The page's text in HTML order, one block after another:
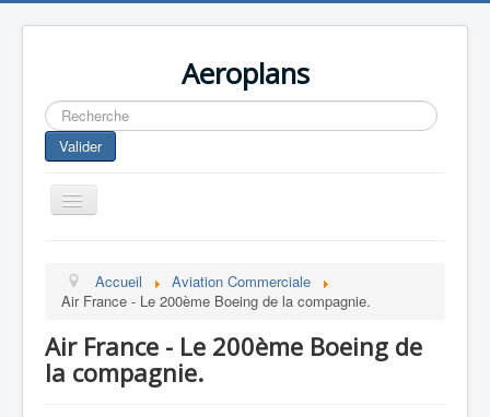
Aeroplans
Rechercher
Valider
Toggle
Navigation
Aviation Commerciale
Aviation Militaire
Accueil
Aviation Commerciale
Air France - Le 200ème Boeing de la compagnie.
Air France - Le 200ème Boeing de
la compagnie.